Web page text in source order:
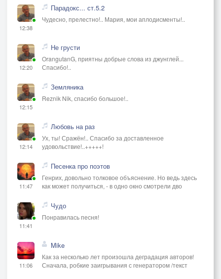
12:38
Парадокс... ст.5.2
Чудесно, прелестно!.. Мария, мои аплодисменты!..
12:20
Не грусти
OrangutanG, приятны добрые слова из джунглей...
Спасибо!..
12:15
Земляника
Reznik Nik, спасибо большое!..
12:14
Любовь на раз
Ух, ты! Сражён!.. Спасибо за доставленное
удовольствие!..+++++!
11:47
Песенка про поэтов
Генрих, довольно толковое объяснение. Но ведь здесь
как может получиться, - в одно окно смотрели дво
11:41
Чудо
Понравилась песня!
11:06
Mike
Как за несколько лет произошла деградация авторов!
Сначала, робкие заигрывания с генератором /текст